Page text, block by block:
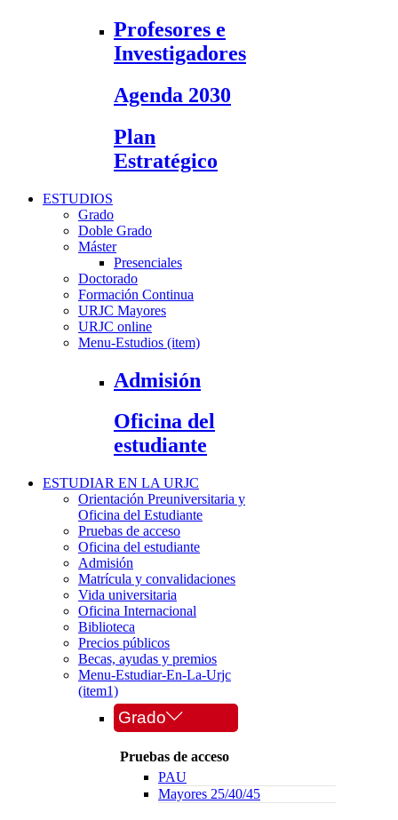
Profesores e
Investigadores
Agenda 2030
Plan
Estratégico
ESTUDIOS
Grado
Doble Grado
Máster
Presenciales
Doctorado
Formación Continua
URJC Mayores
URJC online
Menu-Estudios (item)
Admisión
Oficina del
estudiante
ESTUDIAR EN LA URJC
Orientación Preuniversitaria y
Oficina del Estudiante
Pruebas de acceso
Oficina del estudiante
Admisión
Matrícula y convalidaciones
Vida universitaria
Oficina Internacional
Biblioteca
Precios públicos
Becas, ayudas y premios
Menu-Estudiar-En-La-Urjc
(item1)
Grado
Pruebas de acceso
PAU
Mayores 25/40/45